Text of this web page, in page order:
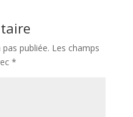
publiée. Les champs
*